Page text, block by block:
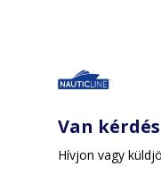
Van
Hívjon vagy